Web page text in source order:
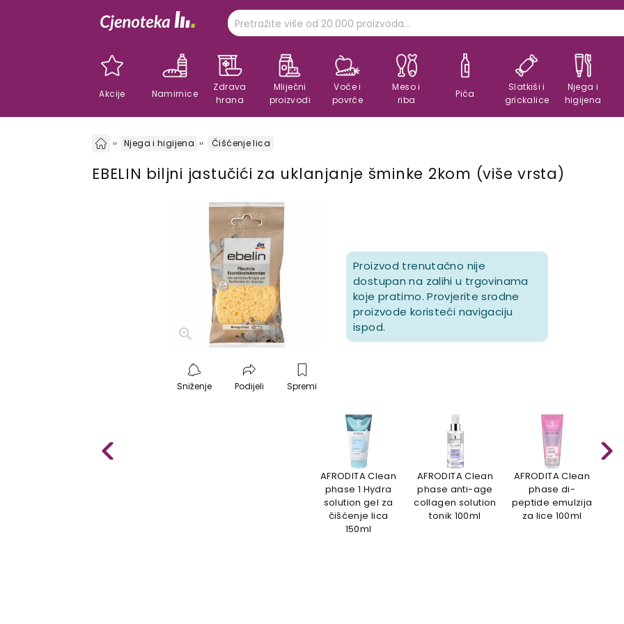
Akcije Namirnice
Zdrava
hrana
Mliječni
proizvodi
Voće i
povrće
Meso i
riba
Pića
Slatkiši i
grickalice
Njega i
higijena
Njega i higijena Čišćenje lica
EBELIN biljni jastučići za uklanjanje šminke 2kom (više vrsta)
Sniženje Podijeli Spremi
Proizvod trenutačno nije
dostupan na zalihi u trgovinama
koje pratimo. Provjerite srodne
proizvode koristeći navigaciju
ispod.
AFRODITA Clean
phase 1 Hydra
solution gel za
čišćenje lica
150ml
AFRODITA Clean
phase anti-age
collagen solution
tonik 100ml
AFRODITA Clean
phase di-
peptide emulzija
za lice 100ml